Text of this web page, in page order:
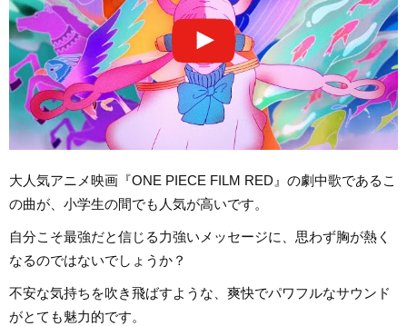
大人気アニメ映画『ONE PIECE FILM RED』の劇中歌であるこ
の曲が、小学生の間でも人気が高いです。
自分こそ最強だと信じる力強いメッセージに、思わず胸が熱く
なるのではないでしょうか？
不安な気持ちを吹き飛ばすような、爽快でパワフルなサウンド
がとても魅力的です。